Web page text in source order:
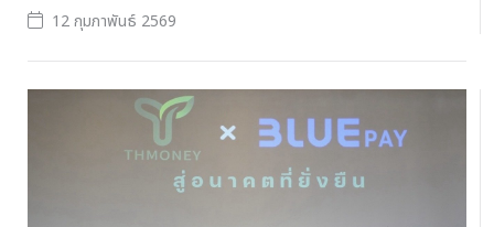
12 กุมภาพันธ์ 2569